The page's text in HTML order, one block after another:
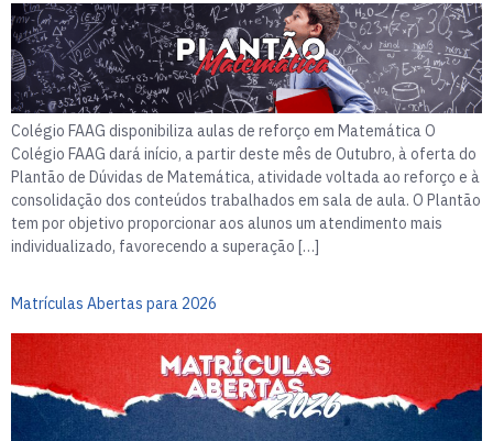
Colégio FAAG disponibiliza aulas de reforço em Matemática O
Colégio FAAG dará início, a partir deste mês de Outubro, à oferta do
Plantão de Dúvidas de Matemática, atividade voltada ao reforço e à
consolidação dos conteúdos trabalhados em sala de aula. O Plantão
tem por objetivo proporcionar aos alunos um atendimento mais
individualizado, favorecendo a superação […]
Matrículas Abertas para 2026